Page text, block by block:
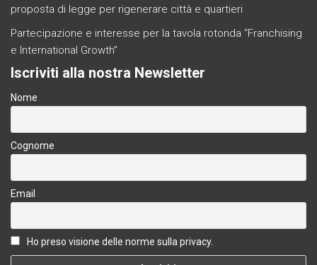
proposta di legge per rigenerare città e quartieri
Partecipazione e interesse per la tavola rotonda “Franchising
e International Growth”
Iscriviti alla nostra Newsletter
Nome
Cognome
Email
Ho preso visione delle norme sulla privacy.